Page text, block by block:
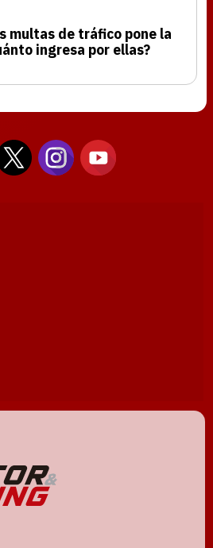
multas de tráfico pone la
ingresa por ellas?